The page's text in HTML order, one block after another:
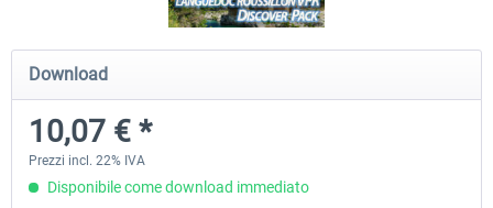
FSDG - Flight Suite Pro Traffic Global for P3D &
Download
10,07 € *
Prezzi incl. 22% IVA
Disponibile come download immediato